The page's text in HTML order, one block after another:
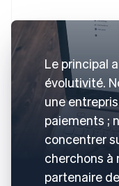
Le principal
évolutivité.
une
paiements ;
concentrer
cherchons à
partenaire